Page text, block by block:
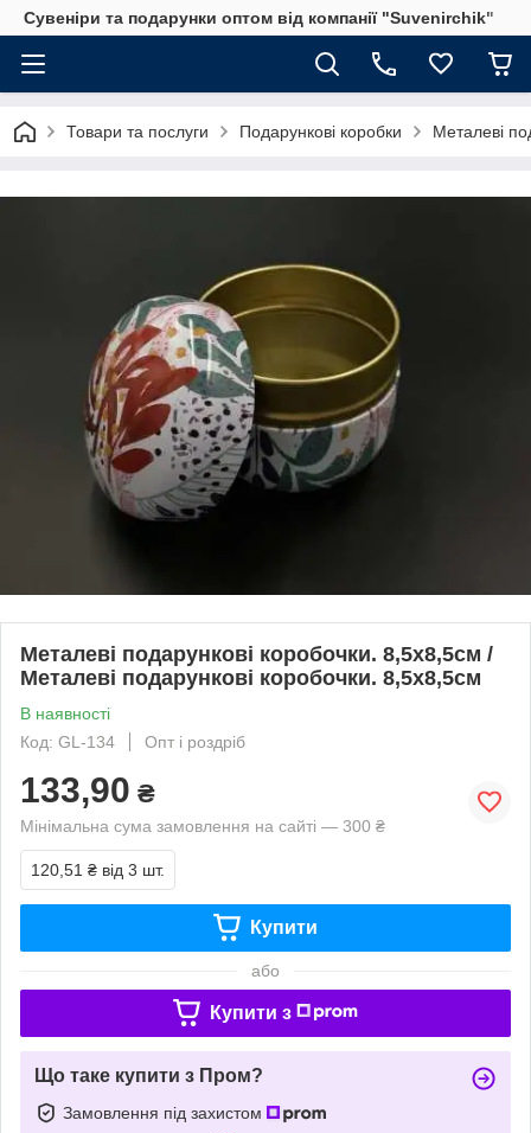
Сувеніри та подарунки оптом від компанії "Suvenirchik"
Товари та послуги Подарункові коробки Металеві
Металеві подарункові коробочки. 8,5х8,5см /
Металеві подарункові коробочки. 8,5х8,5см
В наявності
Код: GL-134
Опт і роздріб
133,90 ₴
Мінімальна сума замовлення на сайті — 300 ₴
120,51 ₴ від 3 шт.
Купити
або
Купити з
Що таке купити з Пром?
Замовлення під захистом